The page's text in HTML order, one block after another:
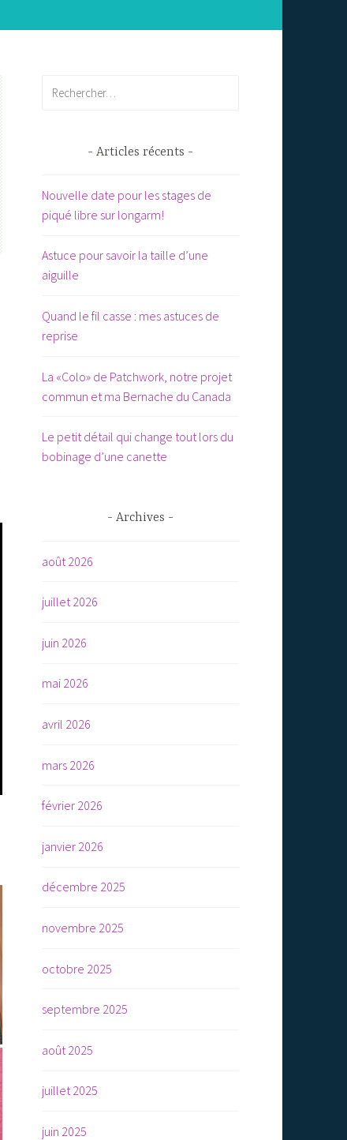
Articles récents
Nouvelle date pour les stages de
piqué libre sur longarm!
Astuce pour savoir la taille d’une
aiguille
Quand le fil casse : mes astuces de
reprise
La «Colo» de Patchwork, notre projet
commun et ma Bernache du Canada
Le petit détail qui change tout lors du
bobinage d’une canette
Archives
août 2026
juillet 2026
juin 2026
mai 2026
avril 2026
mars 2026
février 2026
janvier 2026
décembre 2025
novembre 2025
octobre 2025
septembre 2025
août 2025
juillet 2025
juin 2025